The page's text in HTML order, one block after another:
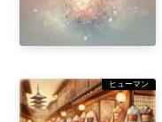
ヒューマン